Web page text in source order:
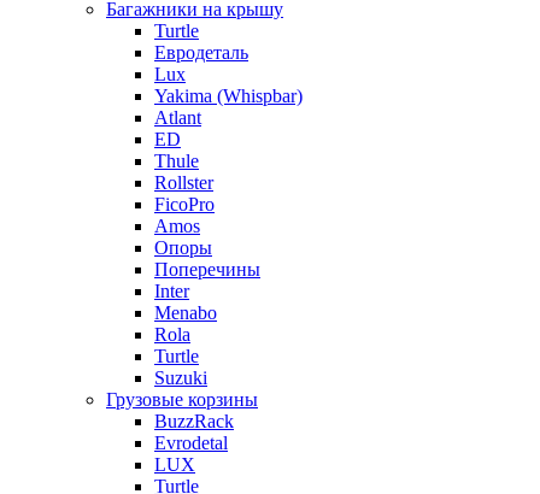
Багажники на крышу
Turtle
Евродеталь
Lux
Yakima (Whispbar)
Atlant
ED
Thule
Rollster
FicoPro
Amos
Опоры
Поперечины
Inter
Menabo
Rola
Turtle
Suzuki
Грузовые корзины
BuzzRack
Evrodetal
LUX
Turtle